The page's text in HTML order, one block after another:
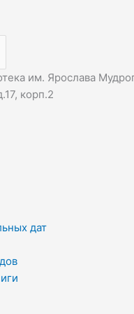
им. Ярослава
корп.2
дат